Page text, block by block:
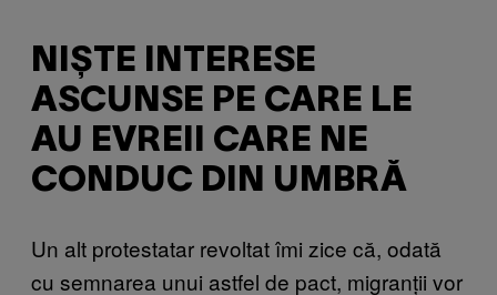
NIȘTE INTERESE
ASCUNSE PE CARE LE
AU EVREII CARE NE
CONDUC DIN UMBRĂ
Un alt protestatar revoltat îmi zice că, odată
cu semnarea unui astfel de pact, migranții vor